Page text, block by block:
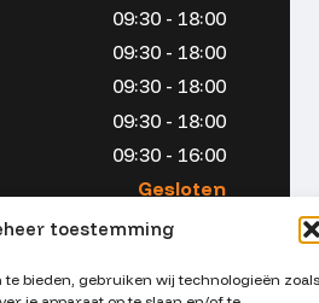
toestemming
te bieden, gebruiken wij technologieën zoals
09:30 - 18:00
09:30 - 18:00
09:30 - 18:00
09:30 - 18:00
09:30 - 16:00
Gesloten